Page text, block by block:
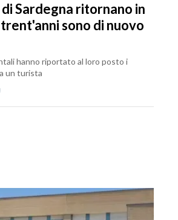
di Sardegna ritornano in
sono di nuovo
hanno riportato al loro posto i
un turista